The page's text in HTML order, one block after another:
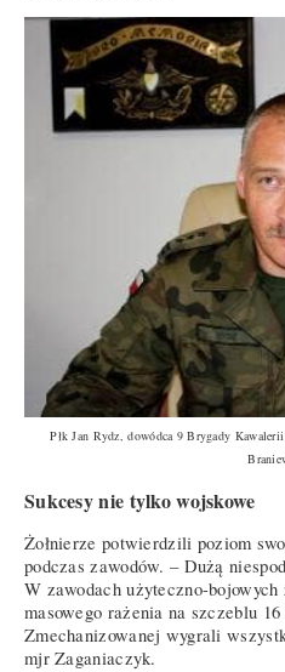
Płk Jan Rydz, dowódca 9 Brygady
Sukcesy nie tylko wojskowe
Żołnierze potwierdzili poziom
podczas zawodów. – Dużą
W zawodach użyteczno-bojowych
masowego rażenia na szczeblu
Zmechanizowanej wygrali
mjr Zaganiaczyk.